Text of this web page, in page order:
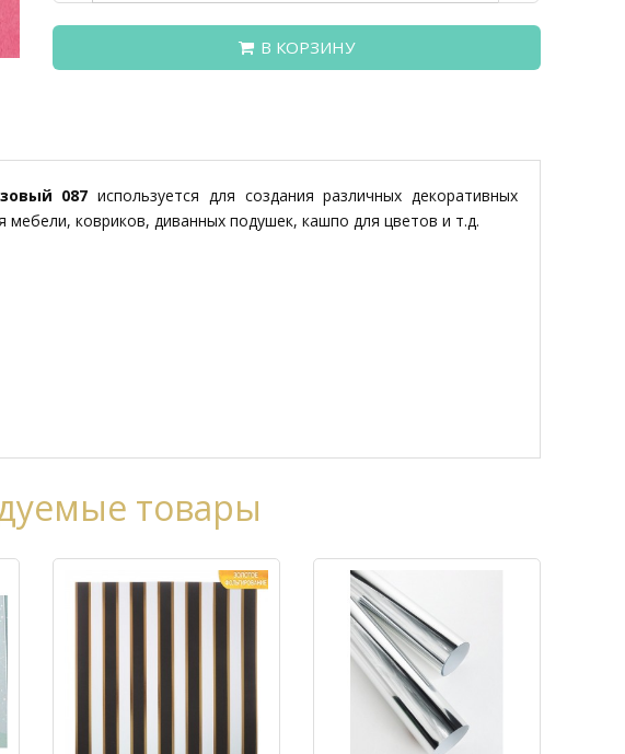
В КОРЗИНУ
087используется для создания различных декоративных
ковриков, диванных подушек, кашпо для цветов и т.д.
товары